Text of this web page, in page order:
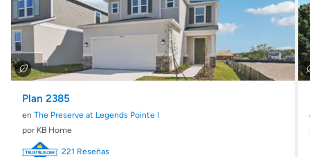
Plan 2385
en The Preserve at Legends Pointe I
por KB Home
221 Reseñas